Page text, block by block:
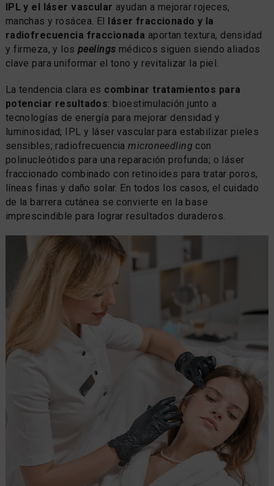
IPL y el láser vascular ayudan a mejorar rojeces,
manchas y rosácea. El láser fraccionado y la
radiofrecuencia fraccionada aportan textura, densidad
y firmeza, y lospeelings médicos siguen siendo aliados
clave para uniformar el tono y revitalizar la piel.
La tendencia clara es combinar tratamientos para
potenciar resultados: bioestimulación junto a
tecnologías de energía para mejorar densidad y
luminosidad; IPL y láser vascular para estabilizar pieles
sensibles; radiofrecuenciamicroneedling con
polinucleótidos para una reparación profunda; o láser
fraccionado combinado con retinoides para tratar poros,
líneas finas y daño solar. En todos los casos, el cuidado
de la barrera cutánea se convierte en la base
imprescindible para lograr resultados duraderos.